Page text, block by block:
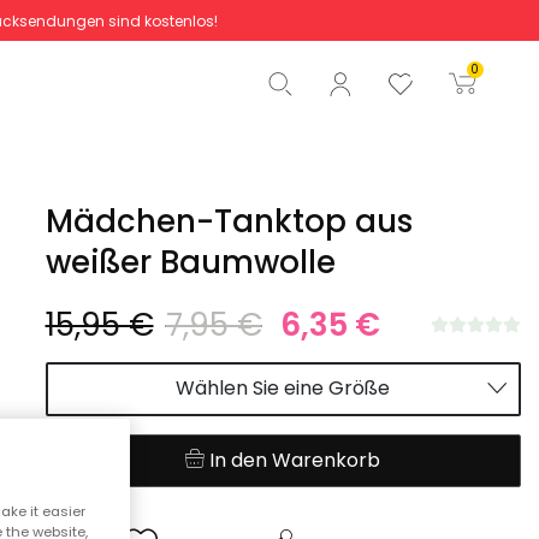
sind kostenlos!
0
Gesamtbetrag 0,00 €
Start der Bestellung
Mädchen-Tanktop aus
weißer Baumwolle
15,95 € 7,95 € 6,35 €
Wählen Sie eine Größe
In den Warenkorb
it easier
the website,